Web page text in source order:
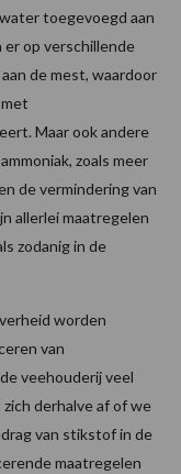
toegevoegd aan
er op verschillende
de mest, waardoor
Maar ook andere
zoals meer
de vermindering van
allerlei maatregelen
zodanig in de
worden
van
veehouderij veel
derhalve af of we
van stikstof in de
maatregelen